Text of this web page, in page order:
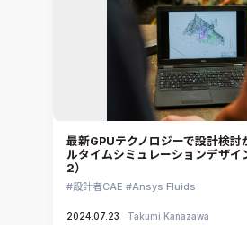
最新GPUテクノロジーで設計検討
ルタイムシミュレーションデザイ
2）
設計者CAE Ansys Fluids
2024.07.23 Takumi Kanazawa